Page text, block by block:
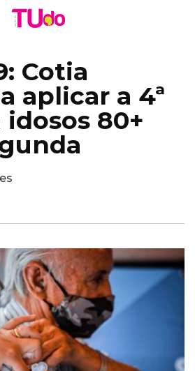
Cotia
aplicar a 4ª
80+